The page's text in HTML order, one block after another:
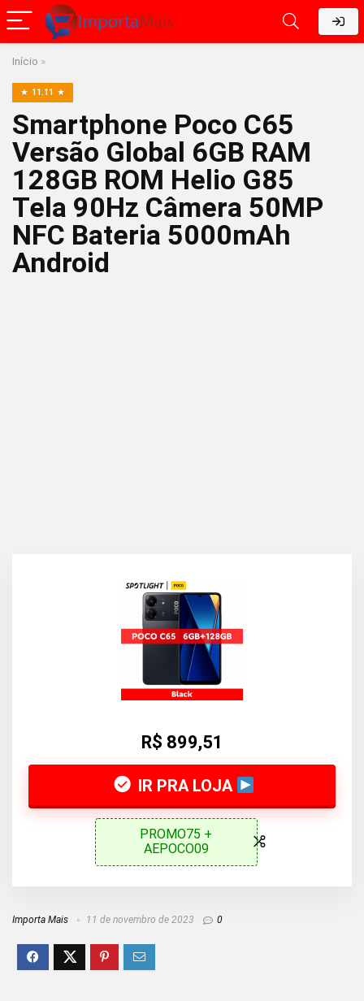
Início »
11.11
Smartphone Poco C65
Versão Global 6GB RAM
128GB ROM Helio G85
Tela 90Hz Câmera 50MP
NFC Bateria 5000mAh
Android
R$ 899,51
IR PRA LOJA
PROMO75 +
AEPOCO09
Importa Mais 11 de novembro de 2023 0